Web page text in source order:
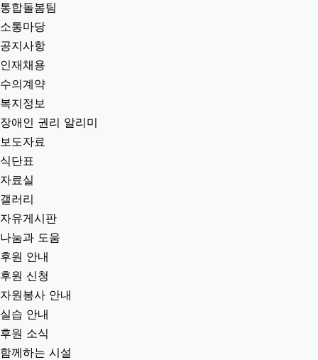
통합돌봄팀
소통마당
공지사항
인재채용
수의계약
복지정보
장애인 권리 알리미
보도자료
식단표
자료실
갤러리
자유게시판
나눔과 도움
후원 안내
후원 신청
자원봉사 안내
실습 안내
후원 소식
함께하는 시설